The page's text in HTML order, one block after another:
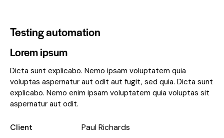
Testing automation
Lorem ipsum
Dicta sunt explicabo. Nemo ipsam voluptatem quia
voluptas aspernatur aut odit aut fugit, sed quia. Dicta sunt
explicabo. Nemo enim ipsam voluptatem quia voluptas sit
aspernatur aut odit.
Client
Paul Richards